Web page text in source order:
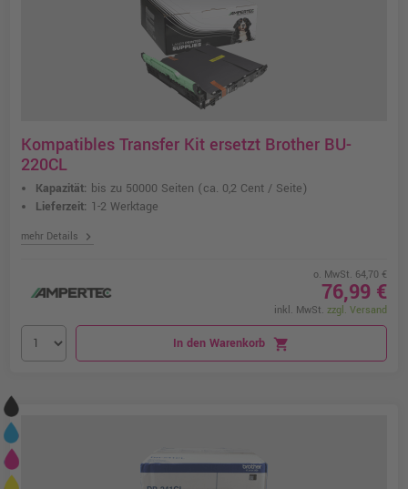
Kompatibles Transfer Kit ersetzt Brother BU-
220CL
Kapazität: bis zu 50000 Seiten (ca. 0,2 Cent / Seite)
Lieferzeit: 1-2 Werktage
mehr Details chevron_right
o. MwSt. 64,70 €
76,99 €
inkl. MwSt. zzgl. Versand
In den Warenkorb shopping_cart